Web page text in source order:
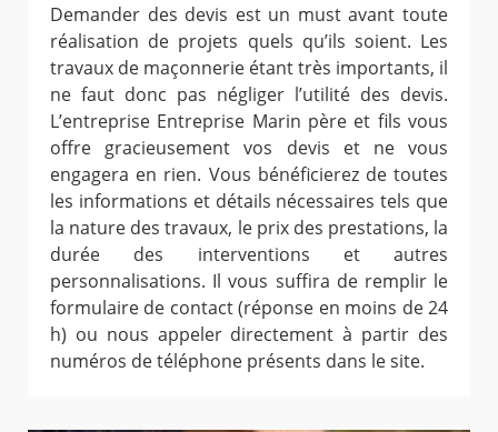
Demander des devis est un must avant toute
réalisation de projets quels qu’ils soient. Les
travaux de maçonnerie étant très importants, il
ne faut donc pas négliger l’utilité des devis.
L’entreprise Entreprise Marin père et fils vous
offre gracieusement vos devis et ne vous
engagera en rien. Vous bénéficierez de toutes
les informations et détails nécessaires tels que
la nature des travaux, le prix des prestations, la
durée des interventions et autres
personnalisations. Il vous suffira de remplir le
formulaire de contact (réponse en moins de 24
h) ou nous appeler directement à partir des
numéros de téléphone présents dans le site.